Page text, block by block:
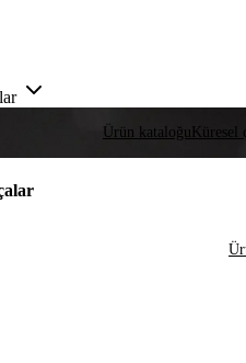
Ürün kataloğu Küresel